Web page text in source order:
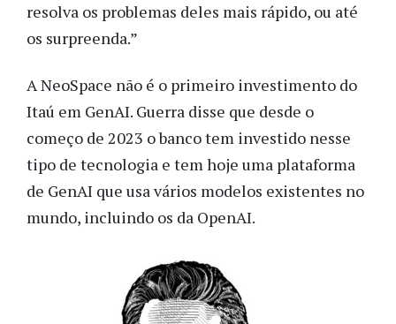
resolva os problemas deles mais rápido, ou até
os surpreenda.”
A NeoSpace não é o primeiro investimento do
Itaú em GenAI. Guerra disse que desde o
começo de 2023 o banco tem investido nesse
tipo de tecnologia e tem hoje uma plataforma
de GenAI que usa vários modelos existentes no
mundo, incluindo os da OpenAI.